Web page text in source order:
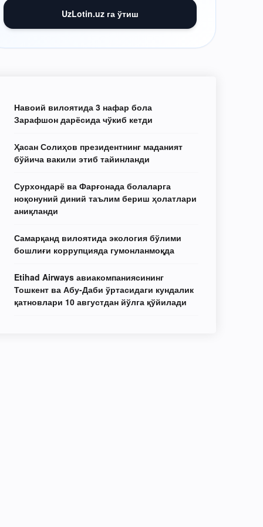
UzLotin.uz га ўтиш
Навоий вилоятида 3 нафар бола
Зарафшон дарёсида чўкиб кетди
Ҳасан Солиҳов президентнинг маданият
бўйича вакили этиб тайинланди
Сурхондарё ва Фарғонада болаларга
ноқонуний диний таълим бериш ҳолатлари
аниқланди
Самарқанд вилоятида экология бўлими
бошлиғи коррупцияда гумонланмоқда
Etihad Airways авиакомпаниясининг
Тошкент ва Абу-Даби ўртасидаги кундалик
қатновлари 10 августдан йўлга қўйилади